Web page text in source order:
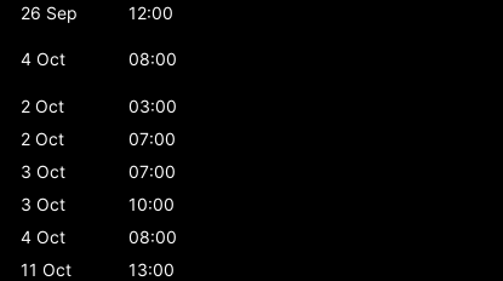
26 Sep
12:00
4 Oct 08:00
2 Oct
03:00
2 Oct
07:00
3 Oct
07:00
3 Oct
10:00
4 Oct
08:00
11 Oct
13:00